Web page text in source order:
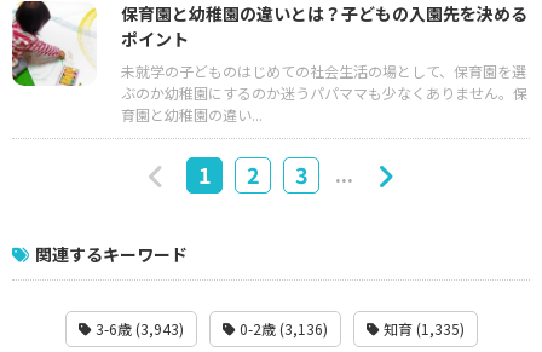
保育園と幼稚園の違いとは？子どもの入園先を決める
ポイント
未就学の子どものはじめての社会生活の場として、保育園を選
ぶのか幼稚園にするのか迷うパパママも少なくありません。保
育園と幼稚園の違い...
1 2 3 ...
関連するキーワード
3-6歳 (3,943) 0-2歳 (3,136) 知育 (1,335)